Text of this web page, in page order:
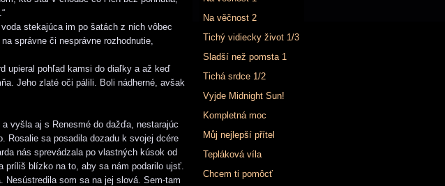
stekajúca im po šatách z nich vôbec
správne či nesprávne rozhodnutie,
upieral pohľad kamsi do diaľky a až keď
Jeho zlaté oči pálili. Boli nádherné, avšak
a vyšla aj s Renesmé do dažďa, nestarajúc
Rosalie sa posadila dozadu k svojej dcére
nás sprevádzala po vlastných kúsok od
príliš blízko na to, aby sa nám podarilo ujsť.
Nesústredila som sa na jej slová. Sem-tam
Na věčnost 2
Tichý vidiecky život 1/3
Sladší než pomsta 1
Tichá srdce 1/2
Vyjde Midnight Sun!
Kompletná moc
Můj nejlepší přítel
Tepláková víla
Chcem ti pomôcť